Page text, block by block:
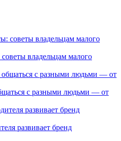
владельцам малого
с разными людьми — от
развивает бренд